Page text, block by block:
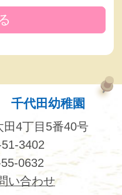
千代田幼稚園
田4丁目5番40号
3402
0632
い合わせ